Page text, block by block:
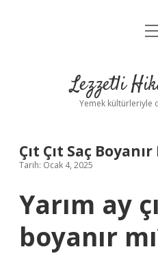
Yasal
Lezzetli
Yemek kültürleriyle
Çıt Çıt Saç Boyanır
Tarih: Ocak 4, 2025
Yarım ay
boyanır